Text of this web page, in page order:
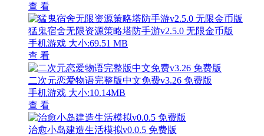
查 看
猛鬼宿舍无限资源策略塔防手游v2.5.0 无限金币版
手机游戏 大小:69.51 MB
查 看
二次元恋爱物语完整版中文免费v3.26 免费版
手机游戏 大小:10.14MB
查 看
治愈小岛建造生活模拟v0.0.5 免费版